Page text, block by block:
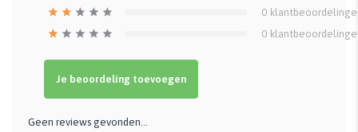
0
0
Je beoordeling toevoegen
Geen reviews gevonden...